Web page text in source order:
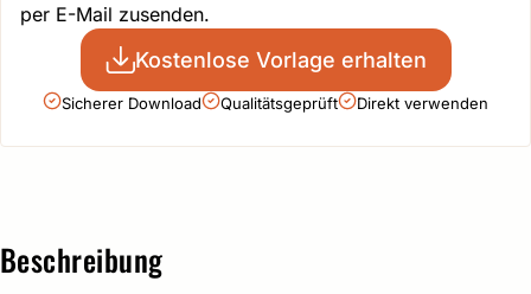
per E-Mail zusenden.
Kostenlose Vorlage erhalten
Sicherer Download Qualitätsgeprüft Direkt verwenden
Beschreibung